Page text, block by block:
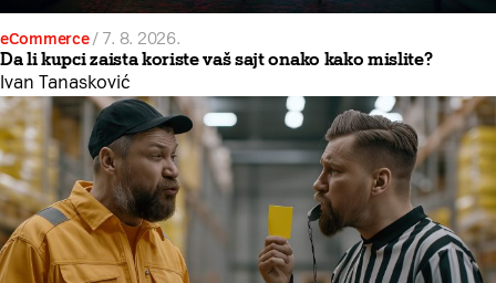
eCommerce/ 7. 8. 2026.
Da li kupci zaista koriste vaš sajt onako kako mislite?
Ivan Tanasković